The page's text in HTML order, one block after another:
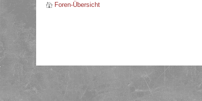
Foren-Übersicht